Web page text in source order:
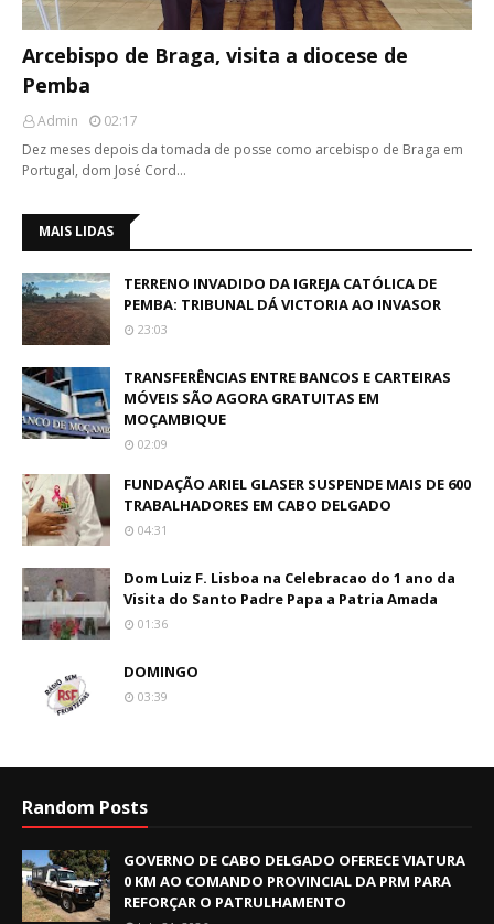
Arcebispo de Braga, visita a diocese de
Pemba
Admin
02:17
Dez meses depois da tomada de posse como arcebispo de Braga em
Portugal, dom José Cord…
MAIS LIDAS
TERRENO INVADIDO DA IGREJA CATÓLICA DE
PEMBA: TRIBUNAL DÁ VICTORIA AO INVASOR
23:03
TRANSFERÊNCIAS ENTRE BANCOS E CARTEIRAS
MÓVEIS SÃO AGORA GRATUITAS EM
MOÇAMBIQUE
02:09
FUNDAÇÃO ARIEL GLASER SUSPENDE MAIS DE 600
TRABALHADORES EM CABO DELGADO
04:31
Dom Luiz F. Lisboa na Celebracao do 1 ano da
Visita do Santo Padre Papa a Patria Amada
01:36
DOMINGO
03:39
Random Posts
GOVERNO DE CABO DELGADO OFERECE VIATURA
0 KM AO COMANDO PROVINCIAL DA PRM PARA
REFORÇAR O PATRULHAMENTO